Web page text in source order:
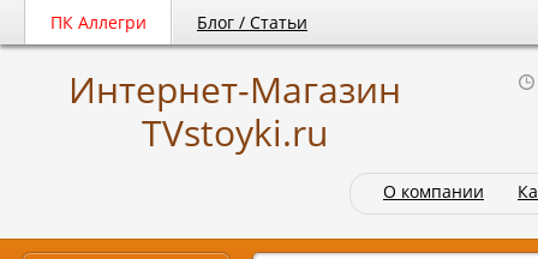
ПК Аллегри Блог / Статьи
Интернет-Магазин
TVstoyki.ru
О компании